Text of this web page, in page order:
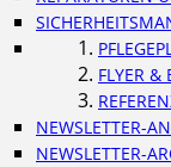
FLYER &
NEWSLETTER-
NEWSLETTER-